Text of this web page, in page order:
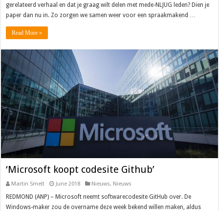
gerelateerd verhaal en dat je graag wilt delen met mede-NLJUG leden? Dien je
paper dan nu in. Zo zorgen we samen weer voor een spraakmakend …
Read More »
‘Microsoft koopt codesite Github’
Martin Smelt June 2018 Nieuws, Nieuws
REDMOND (ANP) – Microsoft neemt softwarecodesite GitHub over. De
Windows-maker zou de overname deze week bekend willen maken, aldus